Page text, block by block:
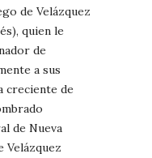
de Velázquez
quien le
de
a sus
creciente de
de Nueva
Velázquez